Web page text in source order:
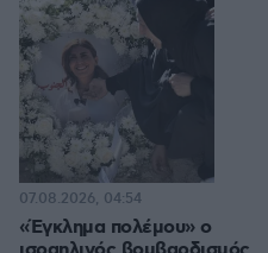
«Έγκλημα πολέμου» ο
07.08.2026, 04:54